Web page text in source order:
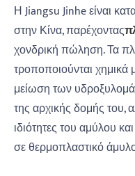
Η Jiangsu Jinhe είναι
στην Κίνα, παρέχοντας
χονδρική πώληση. Τα
τροποποιούνται χημικά
μείωση των
της αρχικής δομής του,
ιδιότητες του αμύλου
σε θερμοπλαστικό